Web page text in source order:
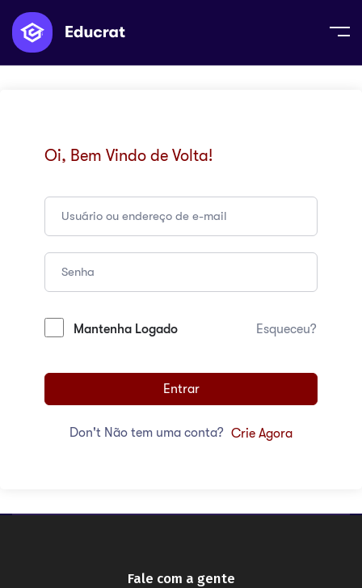
Oi, Bem Vindo de Volta!
Mantenha Logado Esqueceu?
Entrar
Don't Não tem uma conta? Crie Agora
Fale com a gente